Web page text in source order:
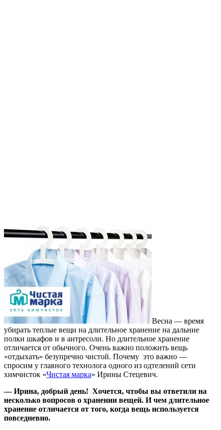
Весна — время
убирать теплые вещи на длительное хранение на дальние
полки шкафов и в антресоли. Но длительное хранение
отличается от обычного. Очень важно положить вещь
«отдыхать» безупречно чистой. Почему это важно —
спросим у главного технолога одного из одтелений сети
химчисток «Чистая марка» Ирины Стецевич.
— Ирина, добрый день! Хочется, чтобы вы ответили на
несколько вопросов о хранении вещей. И чем длительное
хранение отличается от того, когда вещь используется
повседневно.